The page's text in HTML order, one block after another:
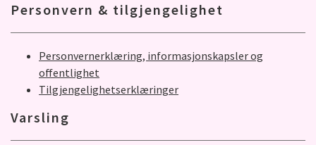
Personvern & tilgjengelighet
Personvernerklæring, informasjonskapsler og
offentlighet
Tilgjengelighetserklæringer
Varsling